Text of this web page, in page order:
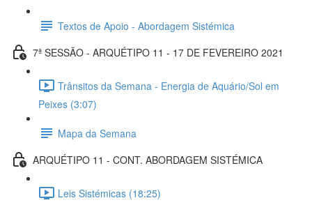
Textos de Apoio - Abordagem Sistémica
7ª SESSÃO - ARQUÉTIPO 11 - 17 DE FEVEREIRO 2021
Trânsitos da Semana - Energia de Aquário/Sol em
Peixes (3:07)
Mapa da Semana
ARQUÉTIPO 11 - CONT. ABORDAGEM SISTÉMICA
Leis Sistémicas (18:25)